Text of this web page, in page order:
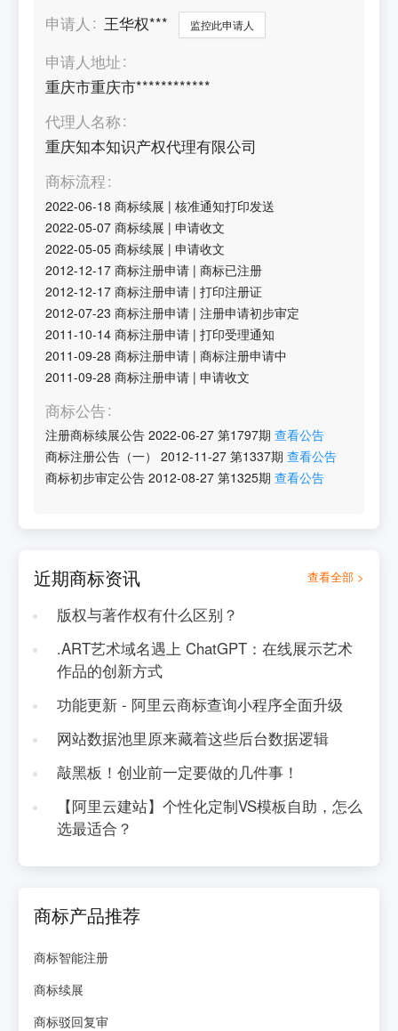
申请人
王华权*** 监控此申请人
申请人地址
重庆市重庆市************
代理人名称
重庆知本知识产权代理有限公司
商标流程
2022-06-18 商标续展 |核准通知打印发送
2022-05-07 商标续展 |申请收文
2022-05-05 商标续展 |申请收文
2012-12-17 商标注册申请 |商标已注册
2012-12-17 商标注册申请 |打印注册证
2012-07-23 商标注册申请 |注册申请初步审定
2011-10-14 商标注册申请 |打印受理通知
2011-09-28 商标注册申请 |商标注册申请中
2011-09-28 商标注册申请 |申请收文
商标公告
注册商标续展公告 2022-06-27 第1797期 查看公告
商标注册公告（一）
2012-11-27 第1337期 查看公告
商标初步审定公告 2012-08-27 第1325期 查看公告
近期商标资讯 查看全部 >
版权与著作权有什么区别？
.ART艺术域名遇上 ChatGPT：在线展示艺术
作品的创新方式
功能更新 - 阿里云商标查询小程序全面升级
网站数据池里原来藏着这些后台数据逻辑
敲黑板！创业前一定要做的几件事！
【阿里云建站】个性化定制VS模板自助，怎么
选最适合？
商标产品推荐
商标智能注册
商标续展
商标驳回复审